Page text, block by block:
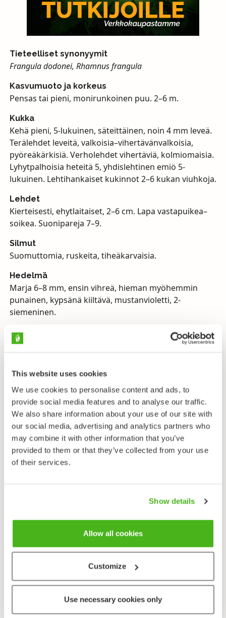
This website uses cookies
We use cookies to personalise content and ads, to
provide social media features and to analyse our traffic.
We also share information about your use of our site with
our social media, advertising and analytics partners who
may combine it with other information that you’ve
provided to them or that they’ve collected from your use
of their services.
Show details
Allow all cookies
Customize
Use necessary cookies only
Tieteelliset synonyymit
Frangula dodonei, Rhamnus frangula
Kasvumuoto ja korkeus
Pensas tai pieni, monirunkoinen puu. 2–6 m.
Kukka
Kehä pieni, 5-lukuinen, säteittäinen, noin 4 mm leveä.
Terälehdet leveitä, valkoisia–vihertävänvalkoisia,
pyöreäkärkisiä. Verholehdet vihertäviä, kolmiomaisia.
Lyhytpalhoisia heteitä 5, yhdislehtinen emiö 5-
lukuinen. Lehtihankaiset kukinnot 2–6 kukan viuhkoja.
Lehdet
Kierteisesti, ehytlaitaiset, 2–6 cm. Lapa vastapuikea–
soikea. Suonipareja 7–9.
Silmut
Suomuttomia, ruskeita, tiheäkarvaisia.
Hedelmä
Marja 6–8 mm, ensin vihreä, hieman myöhemmin
punainen, kypsänä kiiltävä, mustanvioletti, 2-
siemeninen.
Kasvupaikka
Rehevänpuoleiset puronvarsi- ja rantakorvet, ruoho-
tienvarsipensaikot.
Kukinta
Kesä–heinäkuu.
Paatsamakasvit ovat pensaita tai pieniä puita. Lehdet
yksinkertaisia, vahvasti kärkeä kohti kaartuvia.
Korvakkeet pieniä. Kukat pieniä, 4- tai 5-lukuisia,
säteittäisiä, viuhkoina lehtihangoissa.
kosteissa metsissä, soiden reunamilla,
pelloilla, tienvarsilla, joutomailla. Se on oraton,
lyhytversoton pensas. Silmut ovat suomuttomat ja
ruskeakarvaiset. Kuori on voimakkaan hajuinen,
on vanha lääkekasvi, jota orapaatsaman tapaan on
käytetty erityisesti ulostuslääkkeenä.
Myrkytystietokeskuksen mukaan “paatsamat ovat
myrkyllisiä, mutta pienen määrän nauttiminen